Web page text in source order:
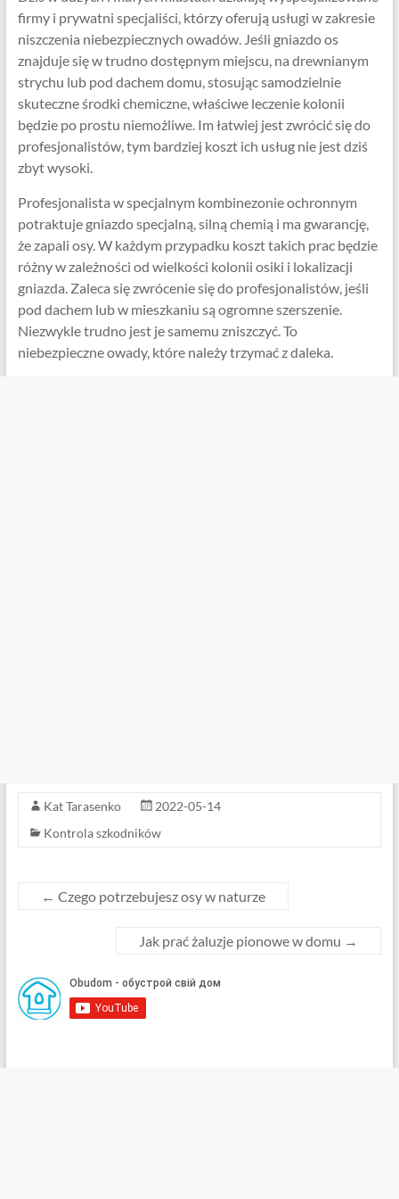
firmy i prywatni specjaliści, którzy oferują usługi w zakresie
niszczenia niebezpiecznych owadów. Jeśli gniazdo os
znajduje się w trudno dostępnym miejscu, na drewnianym
strychu lub pod dachem domu, stosując samodzielnie
skuteczne środki chemiczne, właściwe leczenie kolonii
będzie po prostu niemożliwe. Im łatwiej jest zwrócić się do
profesjonalistów, tym bardziej koszt ich usług nie jest dziś
zbyt wysoki.
Profesjonalista w specjalnym kombinezonie ochronnym
potraktuje gniazdo specjalną, silną chemią i ma gwarancję,
że zapali osy. W każdym przypadku koszt takich prac będzie
różny w zależności od wielkości kolonii osiki i lokalizacji
gniazda. Zaleca się zwrócenie się do profesjonalistów, jeśli
pod dachem lub w mieszkaniu są ogromne szerszenie.
Niezwykle trudno jest je samemu zniszczyć. To
niebezpieczne owady, które należy trzymać z daleka.
Kat Tarasenko
2022-05-14
Kontrola szkodników
← Czego potrzebujesz osy w naturze
Jak prać żaluzje pionowe w domu →